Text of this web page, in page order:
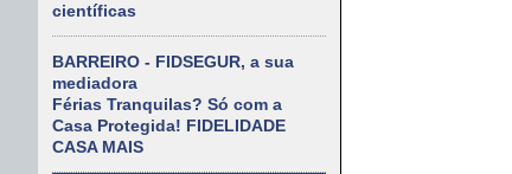
científicas
BARREIRO - FIDSEGUR, a sua
mediadora
Férias Tranquilas? Só com a
Casa Protegida! FIDELIDADE
CASA MAIS